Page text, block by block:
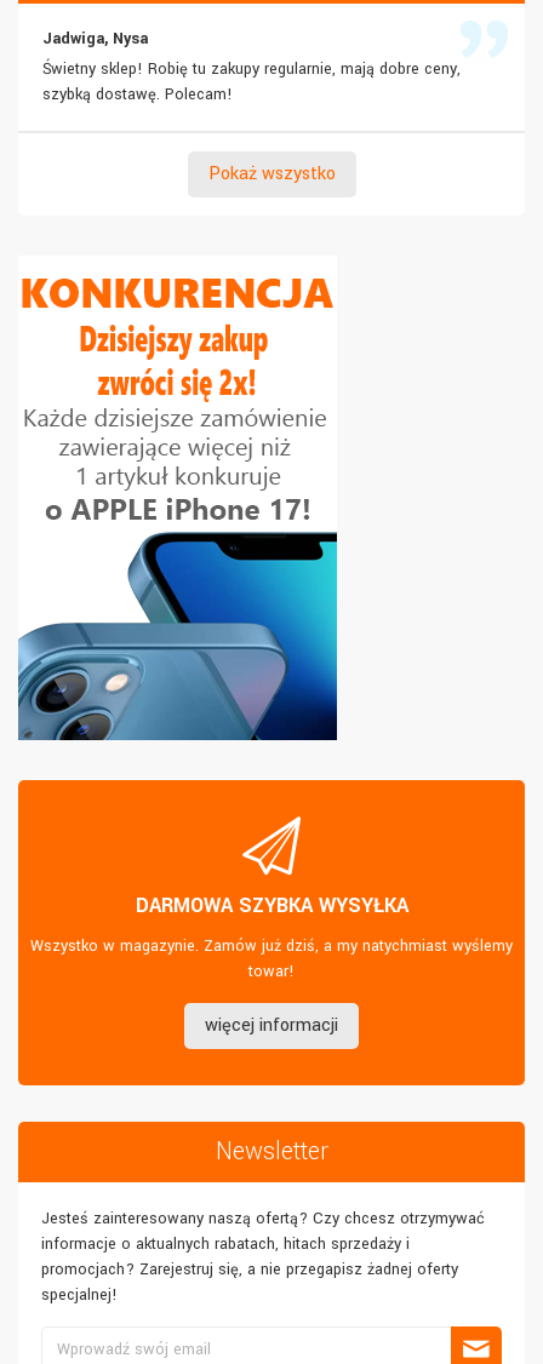
Jadwiga, Nysa
Świetny sklep! Robię tu zakupy regularnie, mają dobre ceny,
szybką dostawę. Polecam!
Pokaż wszystko
DARMOWA SZYBKA WYSYŁKA
Wszystko w magazynie. Zamów już dziś, a my natychmiast wyślemy
towar!
więcej informacji
Newsletter
Jesteś zainteresowany naszą ofertą? Czy chcesz otrzymywać
informacje o aktualnych rabatach, hitach sprzedaży i
promocjach? Zarejestruj się, a nie przegapisz żadnej oferty
specjalnej!